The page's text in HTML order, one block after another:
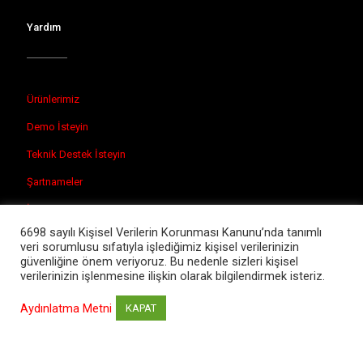
Yardım
Ürünlerimiz
Demo İsteyin
Teknik Destek İsteyin
Şartnameler
© 2026 Kuzey Teknik Laboratuvar Cihazları.
Bu site CMR Soft ®️Web Tasarım
6698 sayılı Kişisel Verilerin Korunması Kanunu’nda tanımlı
veri sorumlusu sıfatıyla işlediğimiz kişisel verilerinizin
güvenliğine önem veriyoruz. Bu nedenle sizleri kişisel
verilerinizin işlenmesine ilişkin olarak bilgilendirmek isteriz.
Aydınlatma Metni KAPAT